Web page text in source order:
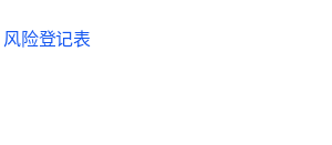
风险登记表